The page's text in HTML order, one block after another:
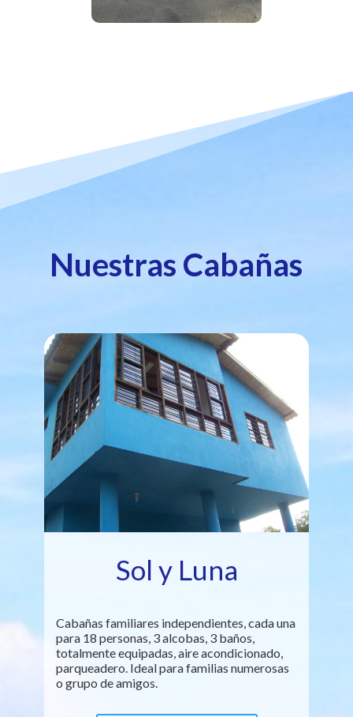
Nuestras Cabañas
Sol y Luna
Cabañas familiares independientes, cada una
para 18 personas, 3 alcobas, 3 baños,
totalmente equipadas, aire acondicionado,
parqueadero. Ideal para familias numerosas
o grupo de amigos.